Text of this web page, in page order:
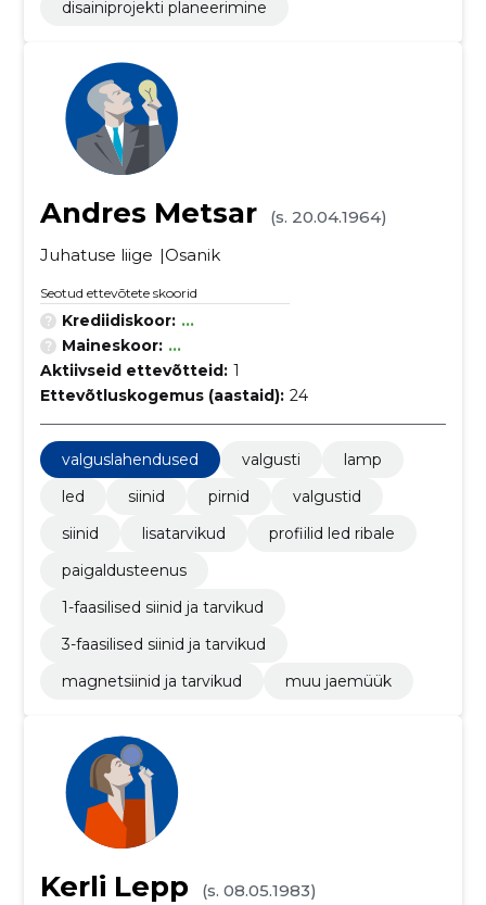
disainiprojekti planeerimine
Andres Metsar
(s. 20.04.1964)
Juhatuse liige
Osanik
Seotud ettevõtete skoorid
Krediidiskoor: ...
Maineskoor: ...
Aktiivseid ettevõtteid: 1
Ettevõtluskogemus (aastaid): 24
valguslahendused valgusti
lamp
led
siinid pirnid
valgustid
siinid
lisatarvikud
profiilid led ribale
paigaldusteenus
1-faasilised siinid ja tarvikud
3-faasilised siinid ja tarvikud
magnetsiinid ja tarvikud
muu jaemüük
Kerli Lepp
(s. 08.05.1983)